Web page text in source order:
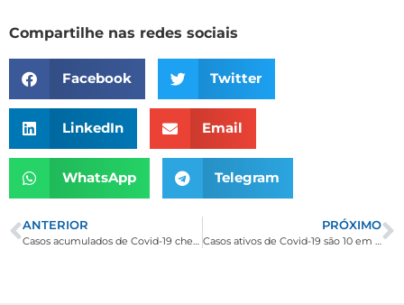
Compartilhe nas redes sociais
Facebook Twitter
LinkedIn Email
WhatsApp Telegram
ANTERIOR PRÓXIMO